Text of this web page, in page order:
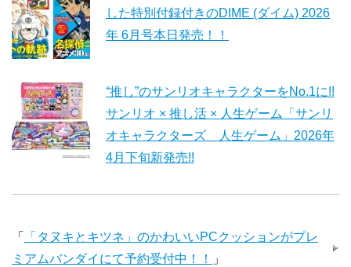
した特別付録付きのDIME (ダイム) 2026
年 6月号本日発売！！
“推し”のサンリオキャラクターをNo.1に!!
サンリオ × 推し活 × 人生ゲーム「サンリ
オキャラクターズ 人生ゲーム」2026年
4月下旬新発売!!
「
「タヌキとキツネ」のかわいいPCクッションがプレ
ミアムバンダイにて予約受付中！！
」